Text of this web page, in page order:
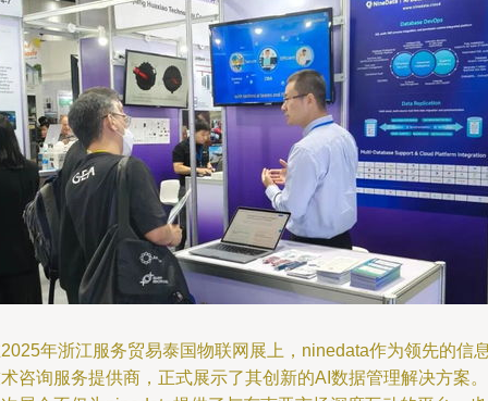
年浙江服务贸易泰国物联网展上，ninedata作为领先的信
咨询服务提供商，正式展示了其创新的AI数据管理解决方案。